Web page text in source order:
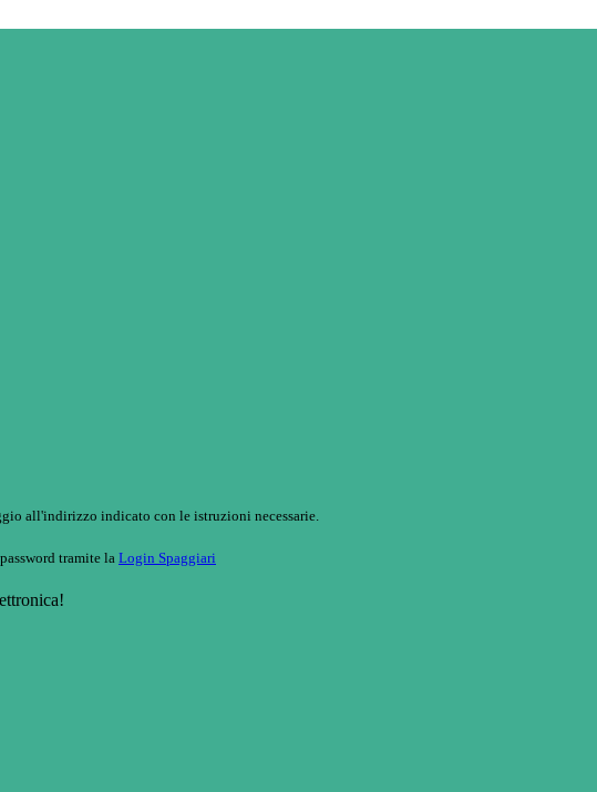
all'indirizzo indicato con le istruzioni necessarie.
tramite la Login Spaggiari